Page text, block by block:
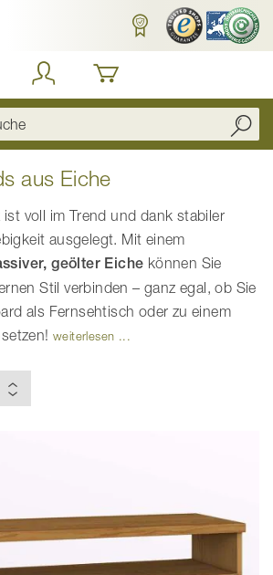
aus Eiche
voll im Trend und dank stabiler
ausgelegt. Mit einem
geölter Eiche können Sie
Stil verbinden – ganz egal, ob Sie
als Fernsehtisch oder zu einem
weiterlesen ...